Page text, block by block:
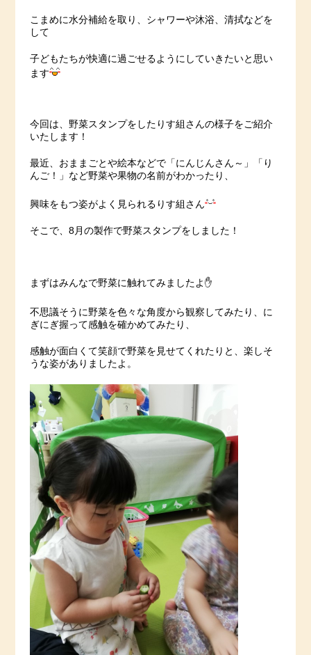
こまめに水分補給を取り、シャワーや沐浴、清拭などを
して
子どもたちが快適に過ごせるようにしていきたいと思い
ます
今回は、野菜スタンプをしたりす組さんの様子をご紹介
いたします！
最近、おままごとや絵本などで「にんじんさん～」「り
んご！」など野菜や果物の名前がわかったり、
興味をもつ姿がよく見られるりす組さん
そこで、8月の製作で野菜スタンプをしました！
まずはみんなで野菜に触れてみましたよ✋
不思議そうに野菜を色々な角度から観察してみたり、に
ぎにぎ握って感触を確かめてみたり、
感触が面白くて笑顔で野菜を見せてくれたりと、楽しそ
うな姿がありましたよ。